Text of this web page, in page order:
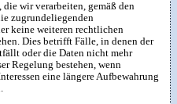
die wir verarbeiten, gemäß den
zugrundeliegenden
keine weiteren rechtlichen
Dies betrifft Fälle, in denen der
oder die Daten nicht mehr
Regelung bestehen, wenn
eine längere Aufbewahrung